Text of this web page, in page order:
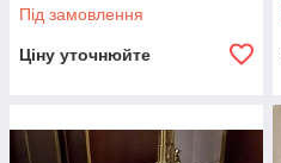
Під замовлення
Ціну уточнюйте